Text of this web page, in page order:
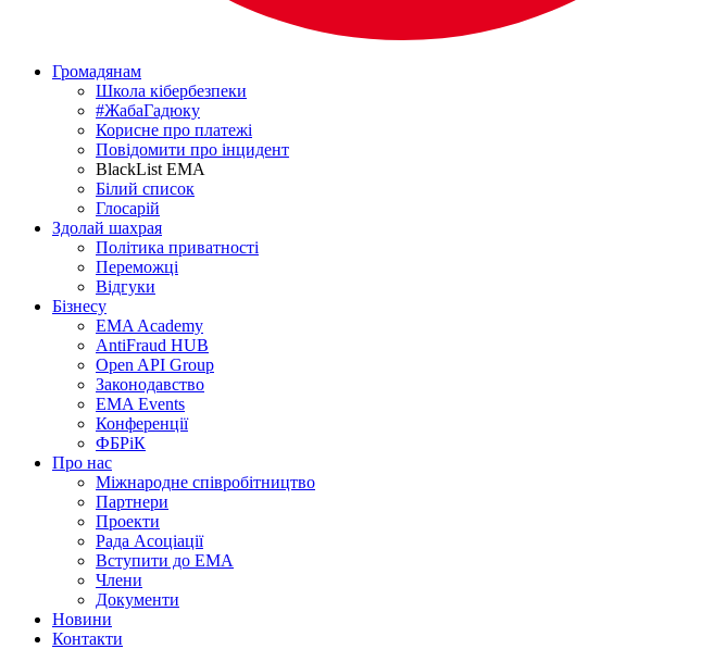
Громадянам
Школа кібербезпеки
#ЖабаГадюку
Корисне про платежі
Повідомити про інцидент
BlackList EMA
Білий список
Глосарій
Здолай шахрая
Політика приватності
Переможцi
Відгуки
Бізнесу
EMA Academy
AntiFraud HUB
Open API Group
Законодавство
EMA Events
Конференції
ФБРіК
Про нас
Міжнародне співробітництво
Партнери
Проекти
Рада Асоціації
Вступити до ЕМА
Члени
Документи
Новини
Контакти